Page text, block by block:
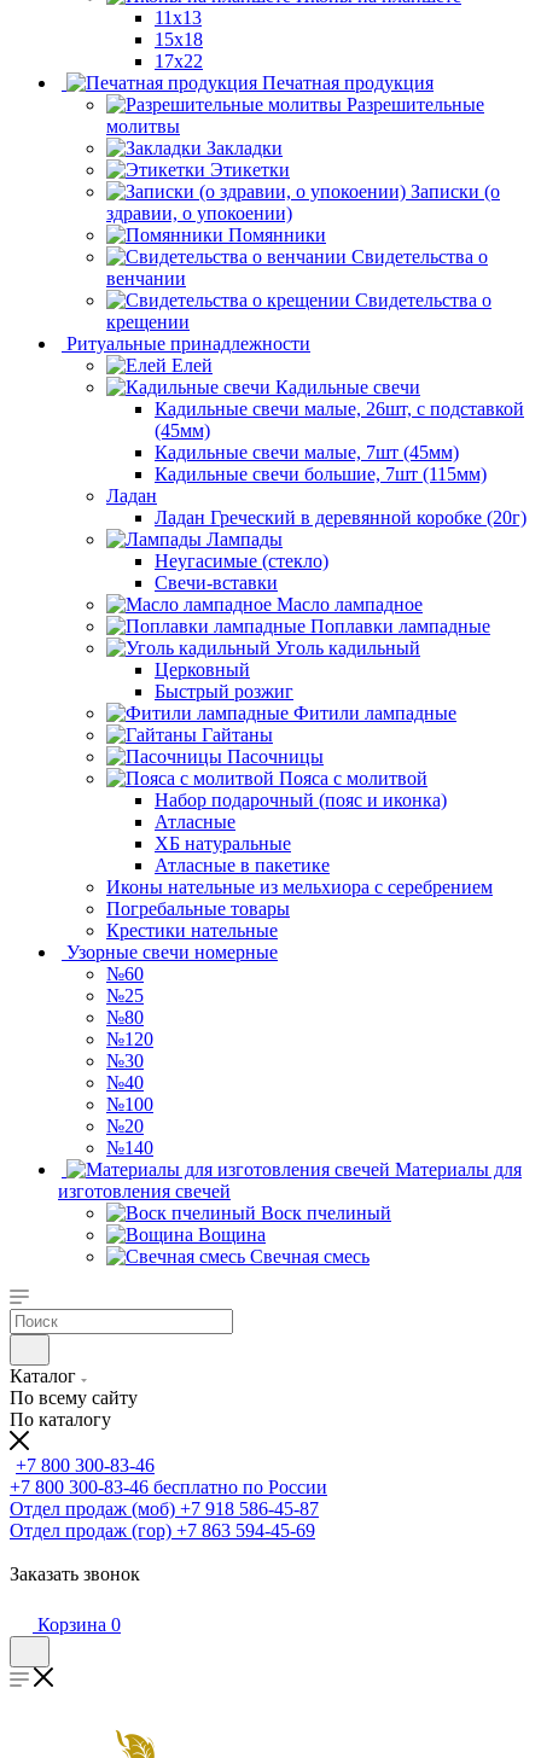
11х13
15х18
17х22
Печатная продукция
Разрешительные
молитвы
Закладки
Этикетки
Записки (о
здравии, о упокоении)
Помянники
Свидетельства о
венчании
Свидетельства о
крещении
Ритуальные принадлежности
Елей
Кадильные свечи
Кадильные свечи малые, 26шт, с подставкой
(45мм)
Кадильные свечи малые, 7шт (45мм)
Кадильные свечи большие, 7шт (115мм)
Ладан
Ладан Греческий в деревянной коробке (20г)
Лампады
Неугасимые (стекло)
Свечи-вставки
Масло лампадное
Поплавки лампадные
Уголь кадильный
Церковный
Быстрый розжиг
Фитили лампадные
Гайтаны
Пасочницы
Пояса с молитвой
Набор подарочный (пояс и иконка)
Атласные
ХБ натуральные
Атласные в пакетике
Иконы нательные из мельхиора с серебрением
Погребальные товары
Крестики нательные
Узорные свечи номерные
№60
№25
№80
№120
№30
№40
№100
№20
№140
Материалы для
изготовления свечей
Воск пчелиный
Вощина
Свечная смесь
Каталог
По всему сайту
По каталогу
+7 800 300-83-46
+7 800 300-83-46 бесплатно по России
Отдел продаж (моб) +7 918 586-45-87
Отдел продаж (гор) +7 863 594-45-69
Заказать звонок
Корзина 0